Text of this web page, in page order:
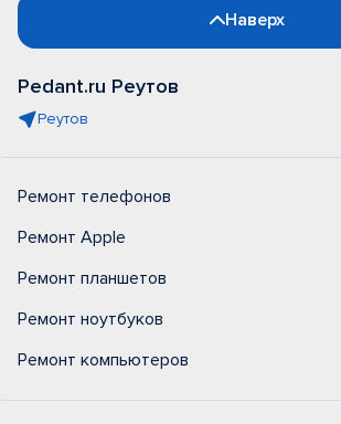
Наверх
Pedant.ru Реутов
Реутов
Ремонт телефонов
Ремонт Apple
Ремонт планшетов
Ремонт ноутбуков
Ремонт компьютеров